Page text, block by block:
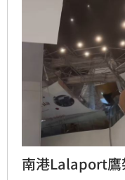
南港Lalaport鷹